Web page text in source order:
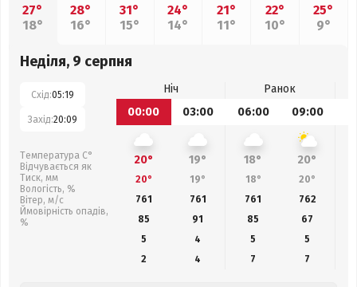
27°
18°
28°
16°
31°
15°
24°
14°
21°
11°
22°
10°
25°
9°
Неділя, 9 серпня
Схід:05:19
Захід:20:09
Температура С°
Відчувається як
Тиск, мм
Вологість, %
Вітер, м/с
Ймовірність опадів,
%
Ніч
Ранок
00:00
03:00 06:00 09:00
20° 19° 18° 20°
20° 19° 18° 20°
761
761 761 762
85
91 85 67
5
4 5
5
2
4 7 7